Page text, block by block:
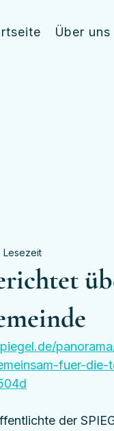
Über uns
Lesezeit
fuer-
der